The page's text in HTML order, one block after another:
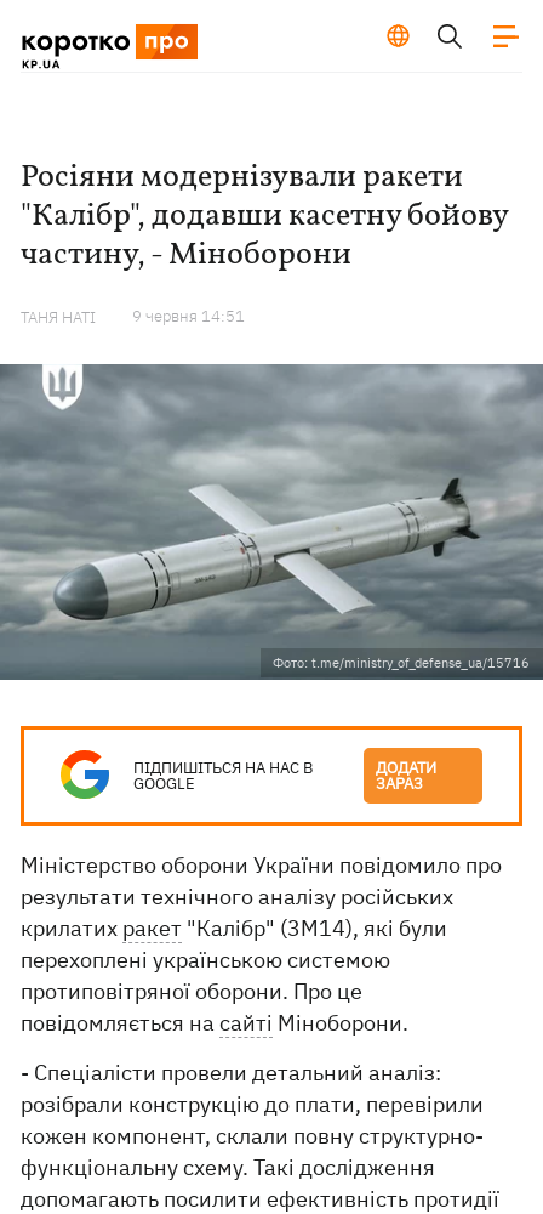
Росіяни модернізували ракети
"Калібр", додавши касетну бойову
частину, - Міноборони
ТАНЯ НАТІ 9 червня 14:51
Фото: t.me/ministry_of_defense_ua/15716
ПІДПИШІТЬСЯ НА НАС В
GOOGLE
ДОДАТИ
ЗАРАЗ
Міністерство оборони України повідомило про
результати технічного аналізу російських
крилатих ракет "Калібр" (3М14), які були
перехоплені українською системою
протиповітряної оборони. Про це
повідомляється насайті Міноборони.
- Спеціалісти провели детальний аналіз:
розібрали конструкцію до плати, перевірили
кожен компонент, склали повну структурно-
функціональну схему. Такі дослідження
допомагають посилити ефективність протидії